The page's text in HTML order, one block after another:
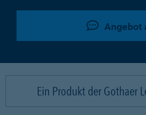
Angebot
Ein Produkt der Gothaer